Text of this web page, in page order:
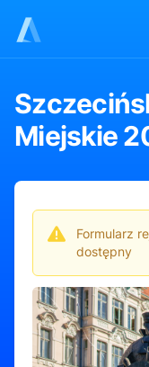
Miejskie
Szczecińskie